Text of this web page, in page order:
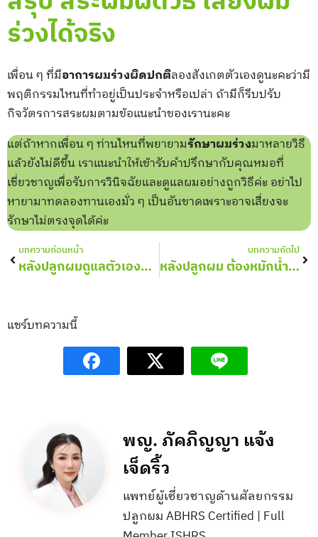
ร่วงได้จริง
เพื่อน ๆ ที่มีอาการผมร่วงผิดปกติลองสังเกตตัวเองดูนะคะว่ามี
พฤติกรรมไหนที่ทำอยู่เป็นประจำหรือเปล่า ถ้ามีก็รีบปรับ
กิจวัตรการสระผมตามข้อแนะนำของเรานะคะ
แต่ถ้าหากเพื่อน ๆ ท่านไหนที่พยายามรักษาผมร่วงมาหลายวิธี
แล้วยังไม่ดีขึ้น เราแนะนำให้เข้ารับคำปรึกษากับคุณหมอที่
เชี่ยวชาญเพื่อรับการวินิจฉัยและดูแลผมอย่างถูกวิธีค่ะ อย่าไป
หายามาทดลองทานเองมั่ว ๆ เป็นอันขาดเพราะอาจเสี่ยงจะ
รักษาไม่ตรงจุดได้ค่ะ
Prev
บทความก่อนหน้า
หลังปลูกผมดูแลตัวเองยังไง?
บทความถัดไป
หลังปลูกผม ต้องหมักน้ำมันมะกอกไหม? ทำบ่อยแค่ไหน?
แชร์บทความนี้
พญ. ภัคภิญญา แจ้ง
เจ็ดริ้ว
แพทย์ผู้เชี่ยวชาญด้านศัลยกรรม
ปลูกผม ABHRS Certified | Full